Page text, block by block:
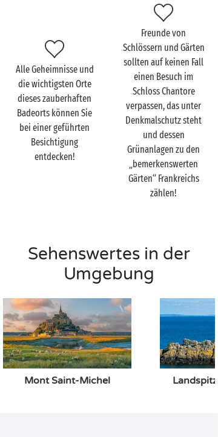
Probieren Sie zu zweit eine Wassersportart aus. Ob
Stand-Up-Paddling, Segeln oder Kitesurfen, es gibt
für jeden Geschmack und jedes Leistungsniveau das
Richtige. Freunde des urbanen Lebens werden es
vorziehen, die Städte Cancale, Granville und
Avranches zu erkunden. Und das Beste an Ihrer Reise
in die Normandie? Die Entdeckung Ihrer
kulinarischen Spezialitäten! Käse, Cidre,
Meeresfrüchte, ein wahres Geschmacksfestival, mit
dem Sie Ihren Gaumen verwöhnen können!
Alle Geheimnisse und
die wichtigsten Orte
dieses zauberhaften
Badeorts können Sie
bei einer geführten
Besichtigung
entdecken!
Freunde von
Schlössern und Gärten
sollten auf keinen Fall
einen Besuch im
Schloss Chantore
verpassen, das unter
Denkmalschutz steht
und dessen
Grünanlagen zu den
„bemerkenswerten
Gärten“ Frankreichs
zählen!
Sehenswertes in der
Umgebung
Mont Saint-Michel